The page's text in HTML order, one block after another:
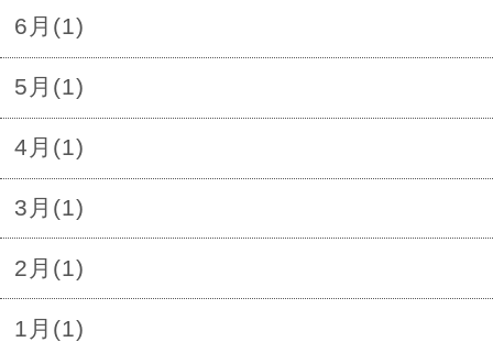
6月(1)
5月(1)
4月(1)
3月(1)
2月(1)
1月(1)